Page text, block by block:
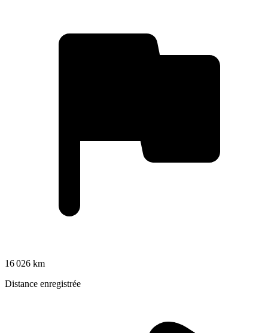
16 026 km
Distance enregistrée